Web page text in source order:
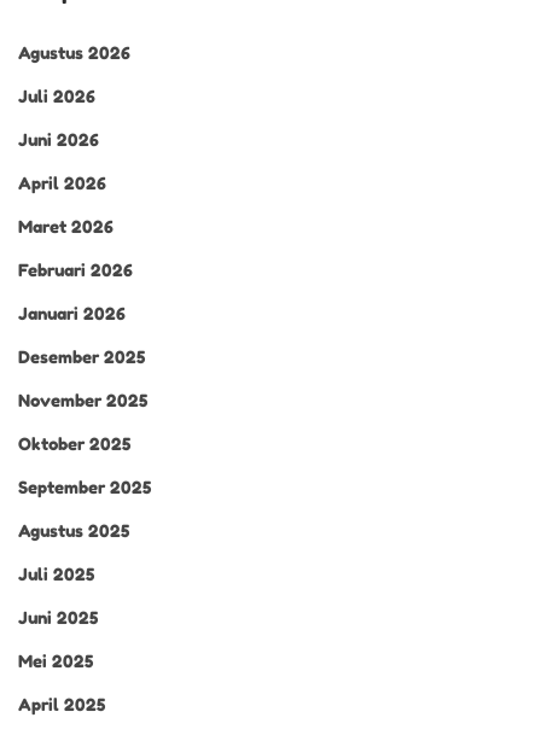
Agustus 2026
Juli 2026
Juni 2026
April 2026
Maret 2026
Februari 2026
Januari 2026
Desember 2025
November 2025
Oktober 2025
September 2025
Agustus 2025
Juli 2025
Juni 2025
Mei 2025
April 2025